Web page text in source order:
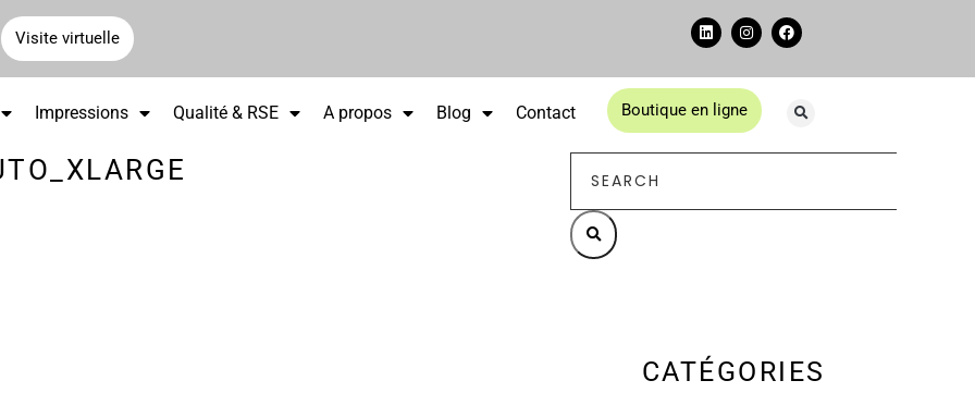
Visite virtuelle
Impressions Qualité & RSE A propos Blog Contact Boutique en ligne
CATÉGORIES